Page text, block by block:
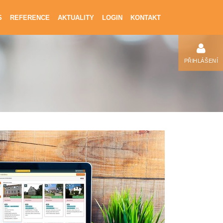
PŘIHLÁŠENÍ
REFERENCE AKTUALITY LOGIN KONTAKT